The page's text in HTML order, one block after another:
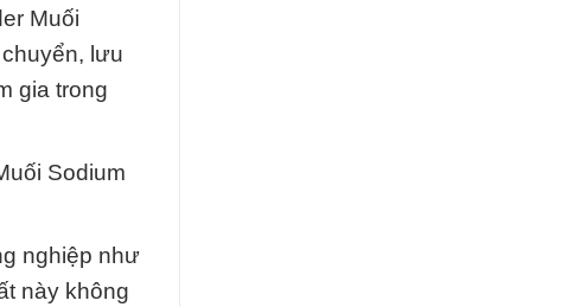
Muối
lưu
gia trong
Sodium
nghiệp như
này không